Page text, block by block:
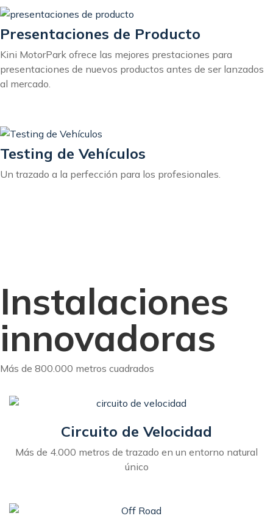
Presentaciones de Producto
Kini MotorPark ofrece las mejores prestaciones para
presentaciones de nuevos productos antes de ser lanzados
al mercado.
Testing de Vehículos
Un trazado a la perfección para los profesionales.
Instalaciones
innovadoras
Más de 800.000 metros cuadrados
Circuito de Velocidad
Más de 4.000 metros de trazado en un entorno natural
único